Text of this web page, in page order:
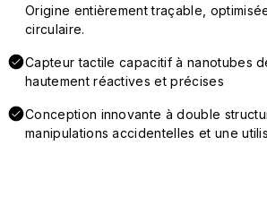
Origine entièrement traçable,
circulaire.
Capteur tactile capacitif à nanotubes
hautement réactives et précises
Conception innovante à double
manipulations accidentelles et une